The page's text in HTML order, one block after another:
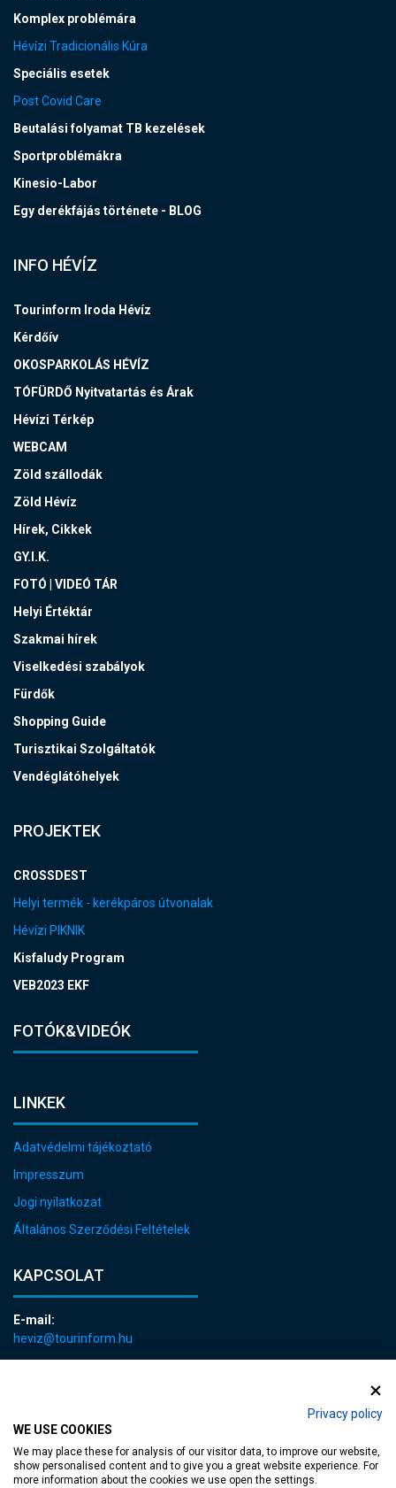
Privacy policy
WE USE COOKIES
We may place these for analysis of our visitor data, to improve our website,
show personalised content and to give you a great website experience. For
more information about the cookies we use open the settings.
Komplex problémára
Hévízi Tradicionális Kúra
Speciális esetek
Post Covid Care
Beutalási folyamat TB kezelések
Sportproblémákra
Kinesio-Labor
Egy derékfájás története - BLOG
INFO HÉVÍZ
Tourinform Iroda Hévíz
Kérdőív
OKOSPARKOLÁS HÉVÍZ
TÓFÜRDŐ Nyitvatartás és Árak
Hévízi Térkép
WEBCAM
Zöld szállodák
Zöld Hévíz
Hírek, Cikkek
GY.I.K.
FOTÓ | VIDEÓ TÁR
Helyi Értéktár
Szakmai hírek
Viselkedési szabályok
Fürdők
Shopping Guide
Turisztikai Szolgáltatók
Vendéglátóhelyek
PROJEKTEK
CROSSDEST
Helyi termék - kerékpáros útvonalak
Hévízi PIKNIK
Kisfaludy Program
VEB2023 EKF
FOTÓK&VIDEÓK
LINKEK
Adatvédelmi tájékoztató
Impresszum
Jogi nyilatkozat
Általános Szerződési Feltételek
KAPCSOLAT
E-mail:
heviz@tourinform.hu